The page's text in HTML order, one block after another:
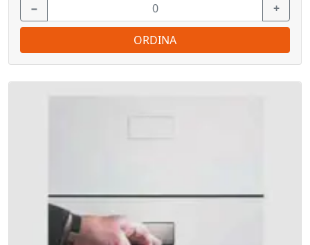
− +
ORDINA